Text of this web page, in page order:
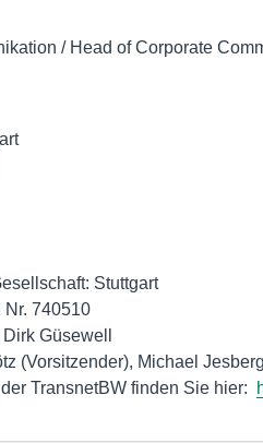
/ Head of Corporate
Stuttgart
Nr. 740510
Güsewell
(Vorsitzender), Michael
TransnetBW finden Sie hier: